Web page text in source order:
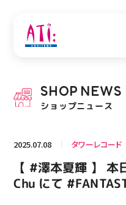
PICK UP NEWS
ピックアップニュース
フロアガイド
SHOP NEWS
ショップニュース
2025.07.08 タワーレコード
【 #澤本夏輝 】
Chu にて